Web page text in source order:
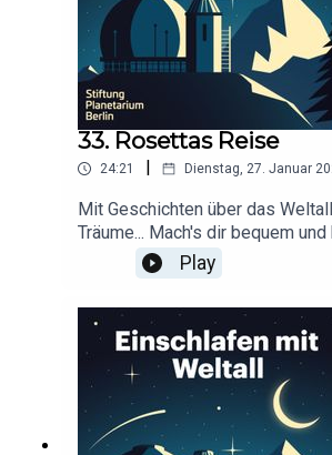
33. Rosettas Reise
24:21 Dienstag, 27. Januar
Mit Geschichten über das
Träume... Mach's dir bequem
ein!Dieser Podcast wird durch
finanziert. Infos und Angebote
Werbepartner:
https://linktr.ee/
t von Tim Rodenkirchen für
Kooperation mit der Stiftung
BerlinRedaktion: Dr. Felix
Staesche, Ghazal WeberStimme:
StaescheCover-Artwork von
Play